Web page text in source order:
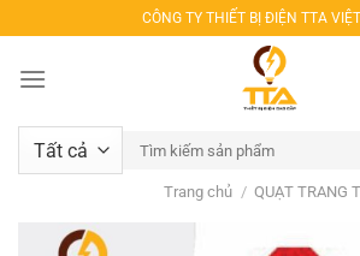
qua
nội
CÔNG TY THIẾT BỊ ĐIỆN TTA
Tìm
kiếm:
Trang chủ / QUẠT TRANG